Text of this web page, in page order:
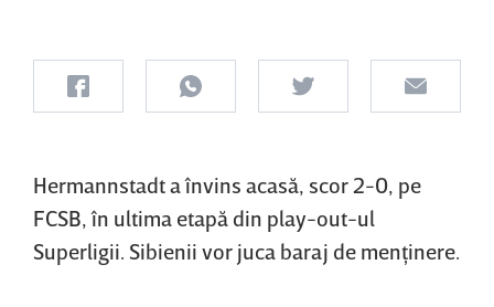
Hermannstadt a învins acasă, scor 2-0, pe
FCSB, în ultima etapă din play-out-ul
Superligii. Sibienii vor juca baraj de menţinere.